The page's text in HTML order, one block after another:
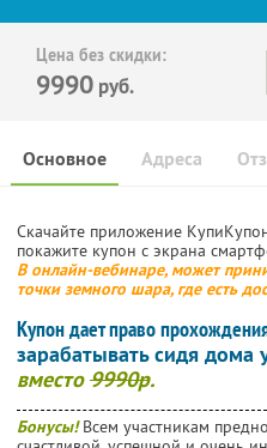
Цена без скидки:
9990 руб.
Основное Адреса
Скачайте приложение
покажите купон с экрана
В онлайн-вебинаре, может
точки земного шара, где есть
Купон дает право
зарабатывать сидя дома
вместо9990р.
Бонусы!Всем участникам